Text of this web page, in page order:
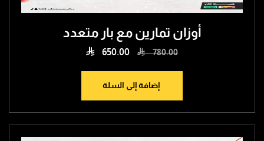
أوزان تمارين مع بار متعدد
780.00
 650.00
إضافة إلى السلة